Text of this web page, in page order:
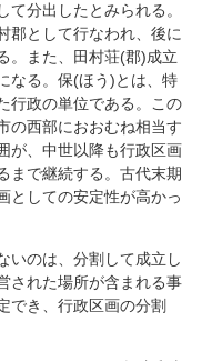
分出したとみられる。
郡として行なわれ、後に
。また、田村荘(郡)成立
なる。保(ほう)とは、特
行政の単位である。この
の西部におおむね相当す
が、中世以降も行政区画
まで継続する。古代末期
としての安定性が高かっ
いのは、分割して成立し
された場所が含まれる事
でき、行政区画の分割